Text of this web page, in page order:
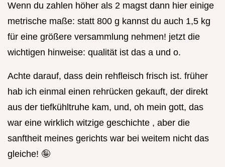
Wenn du zahlen höher als 2 magst dann hier einige
metrische maße: statt 800 g kannst du auch 1,5 kg
für eine größere versammlung nehmen! jetzt die
wichtigen hinweise: qualität ist das a und o.
Achte darauf, dass dein rehfleisch frisch ist. früher
hab ich einmal einen rehrücken gekauft, der direkt
aus der tiefkühltruhe kam, und, oh mein gott, das
war eine wirklich witzige geschichte , aber die
sanftheit meines gerichts war bei weitem nicht das
gleiche! 🤪